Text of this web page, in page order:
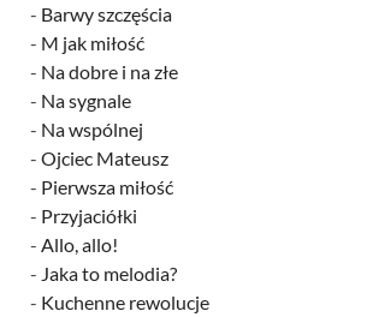
- Barwy szczęścia
- M jak miłość
- Na dobre i na złe
- Na sygnale
- Na wspólnej
- Ojciec Mateusz
- Pierwsza miłość
- Przyjaciółki
- Allo, allo!
- Jaka to melodia?
- Kuchenne rewolucje